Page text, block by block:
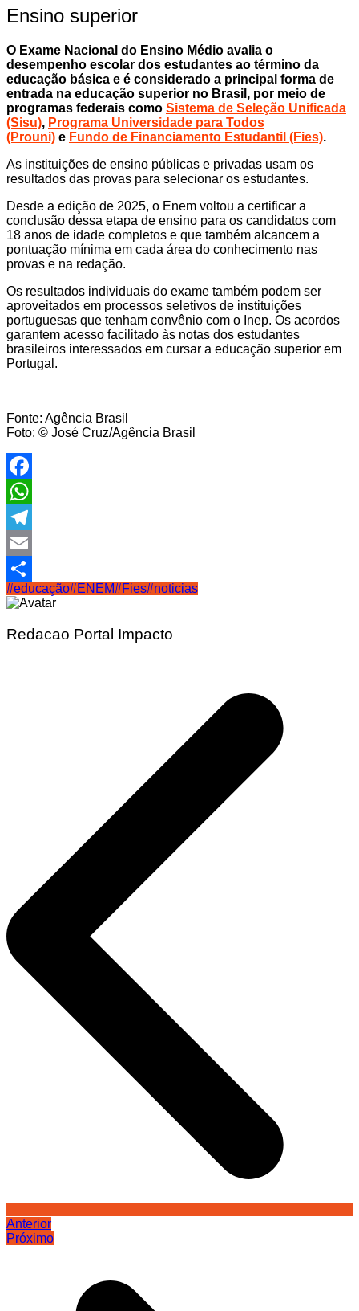
Ensino superior
O Exame Nacional do Ensino Médio avalia o
desempenho escolar dos estudantes ao término da
educação básica e é considerado a principal forma de
entrada na educação superior no Brasil, por meio de
programas federais como Sistema de Seleção Unificada
(Sisu), Programa Universidade para Todos
(Prouni) e Fundo de Financiamento Estudantil (Fies).
As instituições de ensino públicas e privadas usam os
resultados das provas para selecionar os estudantes.
Desde a edição de 2025, o Enem voltou a certificar a
conclusão dessa etapa de ensino para os candidatos com
18 anos de idade completos e que também alcancem a
pontuação mínima em cada área do conhecimento nas
provas e na redação.
Os resultados individuais do exame também podem ser
aproveitados em processos seletivos de instituições
portuguesas que tenham convênio com o Inep. Os acordos
garantem acesso facilitado às notas dos estudantes
brasileiros interessados em cursar a educação superior em
Portugal.
Fonte: Agência Brasil
Foto: © José Cruz/Agência Brasil
Facebook
WhatsApp
Telegram
Email
Share
#educação#ENEM#Fies#noticias
Redacao Portal Impacto
Anterior
Próximo